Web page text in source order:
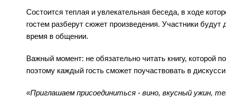
Состоится теплая и увлекательная беседа, в ходе
гостем разберут сюжет произведения. Участники
время в общении.
Важный момент: не обязательно читать книгу, которой
поэтому каждый гость сможет поучаствовать в
«Приглашаем присоединиться - вино, вкусный ужин,